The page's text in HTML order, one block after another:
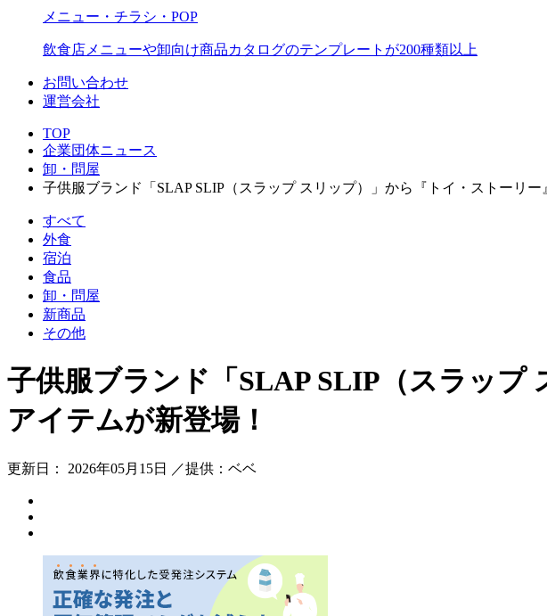
メニュー・チラシ・POP
飲食店メニューや卸向け商品カタログのテンプレートが200種類以上
お問い合わせ
運営会社
TOP
企業団体ニュース
卸・問屋
子供服ブランド「SLAP SLIP（スラップ スリップ）」から『トイ・ストーリー
すべて
外食
宿泊
食品
卸・問屋
新商品
その他
子供服ブランド「SLAP SLIP（スラップ
アイテムが新登場！
更新日： 2026年05月15日 ／提供：ベベ